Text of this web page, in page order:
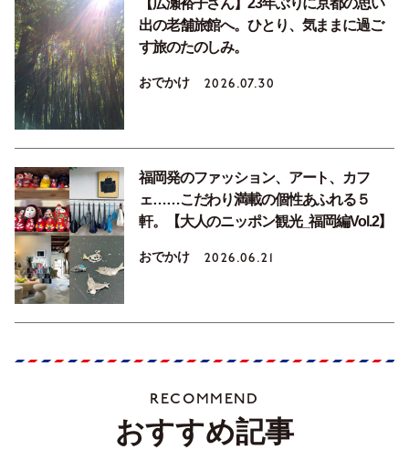
【広瀬裕子さん】23年ぶりに京都の思い
出の老舗旅館へ。ひとり、気ままに過ご
す旅のたのしみ。
おでかけ 2026.07.30
福岡発のファッション、アート、カフ
ェ……こだわり満載の個性あふれる５
軒。【大人のニッポン観光_福岡編Vol.2】
おでかけ 2026.06.21
RECOMMEND
おすすめ記事